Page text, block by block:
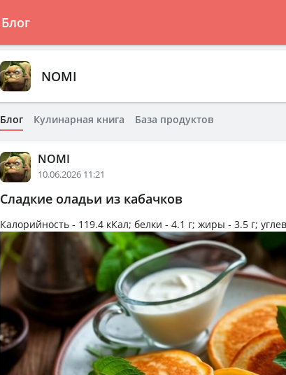
Блог
NOMI
Блог Кулинарная книга База продуктов
NOMI
10.06.2026 11:21
Сладкие оладьи из кабачков
Калорийность - 119.4 кКал; белки - 4.1 г; жиры - 3.5 г;